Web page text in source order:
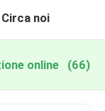
Circa noi
online (66)